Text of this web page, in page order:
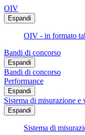
OIV
Espandi
OIV - in formato
Bandi di concorso
Espandi
Bandi di concorso
Performance
Espandi
Sistema di misurazione e
Espandi
Sistema di